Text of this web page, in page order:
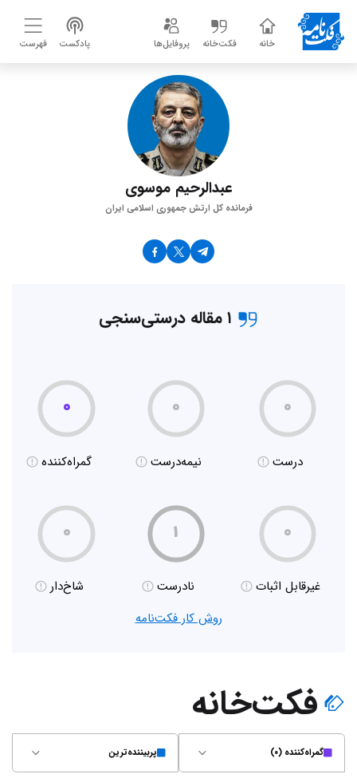
خانه فکت‌خانه پروفایل‌ها پادکست فهرست
عبدالرحیم موسوی
فرمانده کل ارتش جمهوری اسلامی ایران
۱ مقاله درستی‌سنجی
۰
درست
۰
نیمه‌درست
۰
گمراه‌کننده
۰
غیر‌قابل اثبات
۱
نادرست
۰
شاخ‌دار
روش کار فکت‌نامه
فکت‌خانه
گمراه‌کننده (۰) پربیننده‌ترین